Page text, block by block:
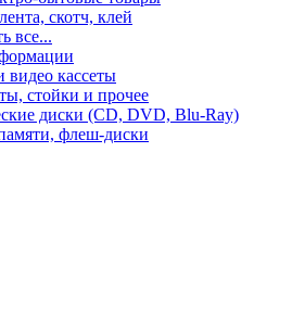
скотч, клей
все...
видео кассеты
стойки и прочее
диски (CD, DVD, Blu-Ray)
флеш-диски